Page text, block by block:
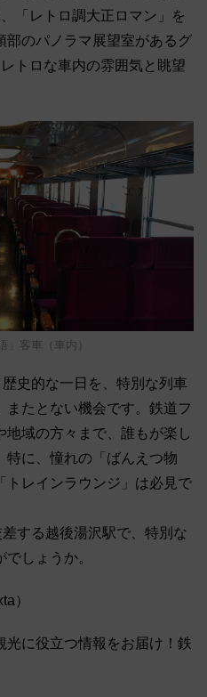
「レトロ調大正ロマン」を
部のパノラマ展望室があるグ
トロな車内の雰囲気と眺望
」客車（車内）
史的な一日を、特別な列車
またとない機会です。鉄道フ
地域の方々まで、誰もが楽し
特に、憧れの「ばんえつ物
トレインラウンジ」は必見で
する越後湯沢駅で、特別な
しょうか。
）
光に役立つ情報をお届け！鉄